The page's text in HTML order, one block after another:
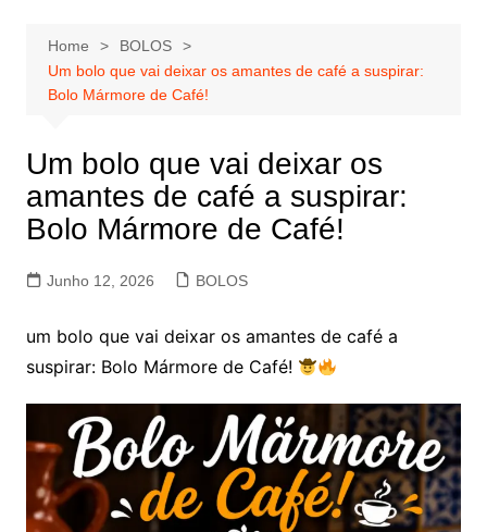
Home
BOLOS
Um bolo que vai deixar os amantes de café a suspirar:
Bolo Mármore de Café!
Um bolo que vai deixar os
amantes de café a suspirar:
Bolo Mármore de Café!
Junho 12, 2026 BOLOS
um bolo que vai deixar os amantes de café a
suspirar: Bolo Mármore de Café!